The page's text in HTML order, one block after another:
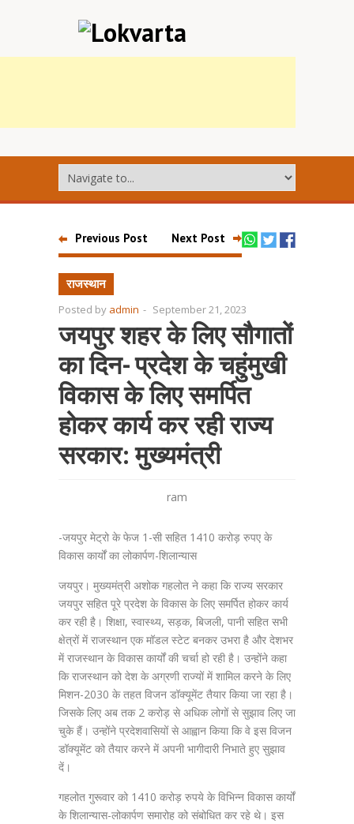
Previous Post Next Post
राजस्थान
Posted by admin - September 21, 2023
जयपुर शहर के लिए सौगातों
का दिन- प्रदेश के चहुंमुखी
विकास के लिए समर्पित
होकर कार्य कर रही राज्य
सरकार: मुख्यमंत्री
ram
-जयपुर मेट्रो के फेज 1-सी सहित 1410 करोड़ रुपए के
विकास कार्यों का लोकार्पण-शिलान्यास
जयपुर। मुख्यमंत्री अशोक गहलोत ने कहा कि राज्य सरकार
जयपुर सहित पूरे प्रदेश के विकास के लिए समर्पित होकर कार्य
कर रही है। शिक्षा, स्वास्थ्य, सड़क, बिजली, पानी सहित सभी
क्षेत्रों में राजस्थान एक मॉडल स्टेट बनकर उभरा है और देशभर
में राजस्थान के विकास कार्यों की चर्चा हो रही है। उन्होंने कहा
कि राजस्थान को देश के अग्रणी राज्यों में शामिल करने के लिए
मिशन-2030 के तहत विजन डॉक्यूमेंट तैयार किया जा रहा है।
जिसके लिए अब तक 2 करोड़ से अधिक लोगों से सुझाव लिए जा
चुके हैं। उन्होंने प्रदेशवासियों से आह्वान किया कि वे इस विजन
डॉक्यूमेंट को तैयार करने में अपनी भागीदारी निभाते हुए सुझाव
दें।
गहलोत गुरूवार को 1410 करोड़ रुपये के विभिन्न विकास कार्यों
के शिलान्यास-लोकार्पण समारोह को संबोधित कर रहे थे। इस